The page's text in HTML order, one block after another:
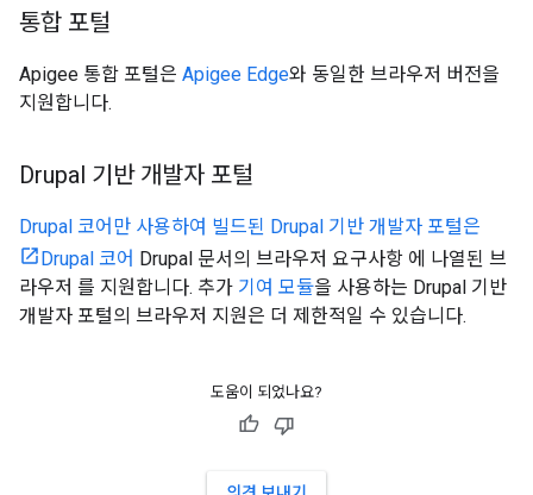
통합 포털
Apigee 통합 포털은 Apigee Edge와 동일한 브라우저 버전을
지원합니다.
Drupal 기반 개발자 포털
Drupal 코어만 사용하여 빌드된 Drupal 기반 개발자 포털은
Drupal 코어 Drupal 문서의 브라우저 요구사항 에 나열된 브
라우저 를 지원합니다. 추가 기여 모듈을 사용하는 Drupal 기반
개발자 포털의 브라우저 지원은 더 제한적일 수 있습니다.
도움이 되었나요?